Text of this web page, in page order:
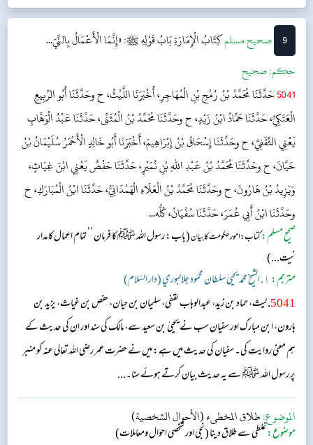
اس نے ہجرت کی تھی۔‘‘...
9 ‌صحيح مسلمكِتَابُ الْإِمَارَةِبَابُ قَوْلِهِ ﷺ: «إِنَّمَا الْأَعْمَالُ بِالنِّيّ...
حکم:صحیح
5041حَدَّثَنَا مُحَمَّدُ بْنُ رُمْحِ بْنِ الْمُهَاجِرِ، أَخْبَرَنَا اللَّيْثُ، ح وحَدَّثَنَا أَبُو الرَّبِيعِ
الْعَتَكِيُّ، حَدَّثَنَا حَمَّادُ ابْنُ زَيْدٍ، ح وحَدَّثَنَا مُحَمَّدُ بْنُ الْمُثَنَّى، حَدَّثَنَا عَبْدُ الْوَهَّابِ
يَعْنِي الثَّقَفِيَّ، ح وحَدَّثَنَا إِسْحَاقُ بْنُ إِبْرَاهِيمَ، أَخْبَرَنَا أَبُو خَالِدٍ الْأَحْمَرُ سُلَيْمَانُ بْنُ
حَيَّانَ، ح وحَدَّثَنَا مُحَمَّدُ بْنُ عَبْدِ اللهِ بْنِ نُمَيْرٍ، حَدَّثَنَا حَفْصٌ يَعْنِي ابْنَ غِيَاثٍ،
وَيَزِيدُ بْنُ هَارُونَ، ح وحَدَّثَنَا مُحَمَّدُ بْنُ الْعَلَاءِ الْهَمْدَانِيُّ، حَدَّثَنَا ابْنُ الْمُبَارَكِ، ح
وحَدَّثَنَا ابْنُ أَبِي عُمَرَ، حَدَّثَنَا سُفْيَانُ، كُلُّه...
صحیح مسلم:کتاب: امور حکومت کا بیان(باب: رسول اللہ ﷺ کا فرمان ’’تمام اعمال کا مدار
نیت...)
مترجم: ١. الشيخ محمد يحيىٰ سلطان محمود جلالبوري (دار السّلام)
5041 . لیث، حماد بن زید، عبدالوہاب ثقفی، سلیمان بن حیان، حفص بن غیاث، یزید بن
ہارون، ابن مبارک اور سفیان سب نے یحییٰ بن سعید سے، مالک کی سند اور ان کی حدیث کے
ہم معنی روایت کی۔ سفیان کی حدیث میں ہے: میں نے حضرت عمر رضی اللہ تعالی عنہ کو منبر
پر رسول اللہ ﷺ سے یہ حدیث بیان کرتے ہوئے سنا۔...
الموضوع:طلاق المخطىء (الأحوال الشخصية)
موضوع:غلطی سے طلاق دینا (نجی اور شخصی احوال ومعاملات)